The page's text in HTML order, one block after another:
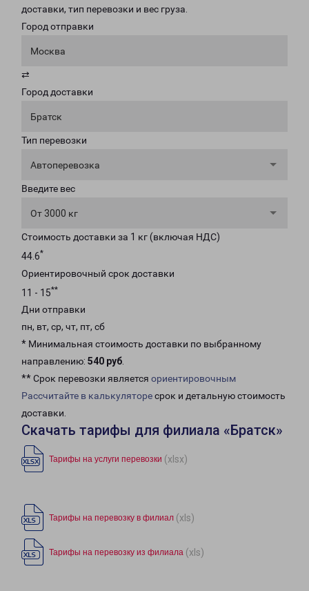
доставки, тип перевозки и вес груза.
Город отправки
Москва
⇄
Город доставки
Братск
Тип перевозки
Автоперевозка
Введите вес
От 3000 кг
Стоимость доставки за 1 кг (включая НДС)
44.6*
Ориентировочный срок доставки
11 - 15**
Дни отправки
пн, вт, ср, чт, пт, сб
* Минимальная стоимость доставки по выбранному
направлению: 540 руб.
** Срок перевозки является ориентировочным
Рассчитайте в калькуляторесрок и детальную стоимость
доставки.
Скачать тарифы для филиала «Братск»
Тарифы на услуги перевозки (xlsx)
Тарифы на перевозку в филиал (xls)
Тарифы на перевозку из филиала (xls)